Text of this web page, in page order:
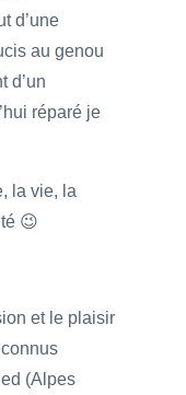
d’une
au genou
d’un
réparé je
la vie, la
😉
et le plaisir
(Alpes